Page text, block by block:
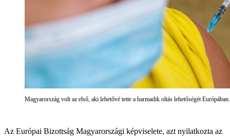
Magyarország volt az első, aki lehetővé tette a harmadik oltás lehetőségét
Az Európai Bizottság Magyarországi képviselete, azt nyilatkozta az